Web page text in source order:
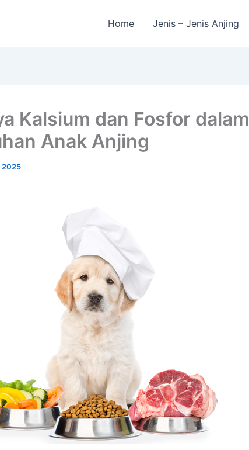
Home Jenis – Jenis Anjing
Kalsium dan Fosfor dalam
Anak Anjing
2025